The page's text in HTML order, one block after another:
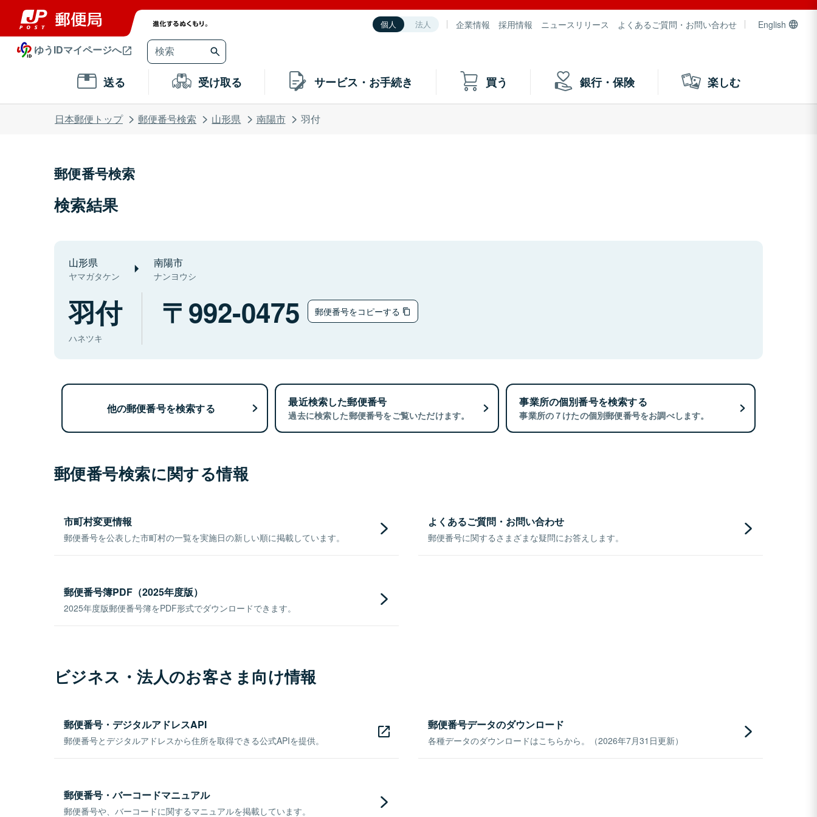
個人 法人 企業情報 採用情報 ニュースリリース よくあるご質問・お問い合わせ English
ゆうIDマイページへ
送る 受け取る サービス・お手続き 買う 銀行・保険 楽しむ
日本郵便トップ 郵便番号検索 山形県 南陽市 羽付
郵便番号検索
検索結果
山形県
ヤマガタケン
南陽市
ナンヨウシ
羽付
ハネツキ
992-0475 郵便番号をコピーする
他の郵便番号を検索する 最近検索した郵便番号
過去に検索した郵便番号をご覧いただけます。
事業所の個別番号を検索する
事業所の７けたの個別郵便番号をお調べします。
郵便番号検索に関する情報
市町村変更情報
郵便番号を公表した市町村の一覧を実施日の新しい順に掲載しています。
よくあるご質問・お問い合わせ
郵便番号に関するさまざまな疑問にお答えします。
郵便番号簿PDF（2025年度版）
2025年度版郵便番号簿をPDF形式でダウンロードできます。
ビジネス・法人のお客さま向け情報
郵便番号・デジタルアドレスAPI
郵便番号とデジタルアドレスから住所を取得できる公式APIを提供。
郵便番号データのダウンロード
各種データのダウンロードはこちらから。（2026年7月31日更新）
郵便番号・バーコードマニュアル
郵便番号や、バーコードに関するマニュアルを掲載しています。